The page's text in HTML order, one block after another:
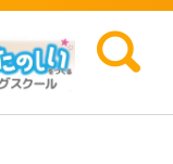
検索: